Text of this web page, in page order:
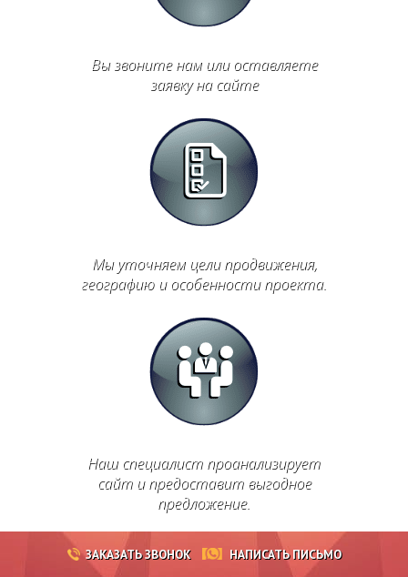
Вы звоните нам или оставляете
заявку на сайте
Мы уточняем цели продвижения,
географию и особенности проекта.
Наш специалист проанализирует
сайт и предоставит выгодное
предложение.
ЗАКАЗАТЬ ЗВОНОК НАПИСАТЬ ПИСЬМО